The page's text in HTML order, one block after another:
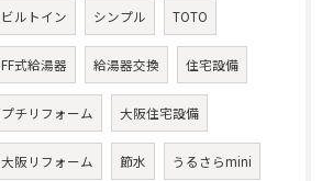
ビルトイン シンプル TOTO
FF式給湯器 給湯器交換 住宅設備
プチリフォーム 大阪住宅設備
大阪リフォーム 節水 うるさらmini